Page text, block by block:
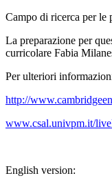
Campo di ricerca per le
La preparazione per
curricolare Fabia
Per ulteriori
http://
www.csal.univpm.it/
English version: